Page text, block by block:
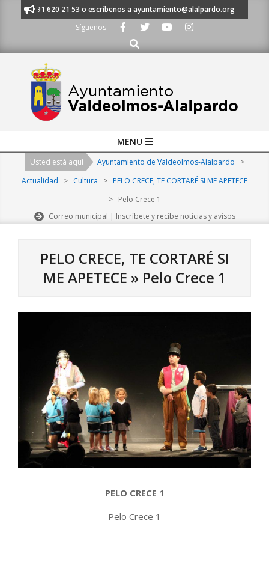
al 91 620 21 53 o escríbenos a ayuntamiento@alalpardo.org
Síguenos
Buscar
Navigation
MENU
Usted está aquí Ayuntamiento de Valdeolmos-Alalpardo
>
Actualidad
> Cultura > PELO CRECE, TE CORTARÉ SI ME APETECE
> Pelo Crece 1
Correo municipal | Inscríbete y recibe noticias y avisos
PELO CRECE, TE CORTARÉ SI
ME APETECE » Pelo Crece 1
PELO CRECE 1
Pelo Crece 1